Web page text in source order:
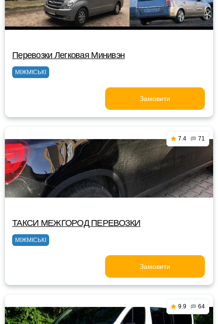
Перевозки Легковая Минивэн
МІЖМІСЬКІ
Замовити
7.4 71
ТАКСИ МЕЖГОРОД ПЕРЕВОЗКИ
МІЖМІСЬКІ
Замовити
9.9 64